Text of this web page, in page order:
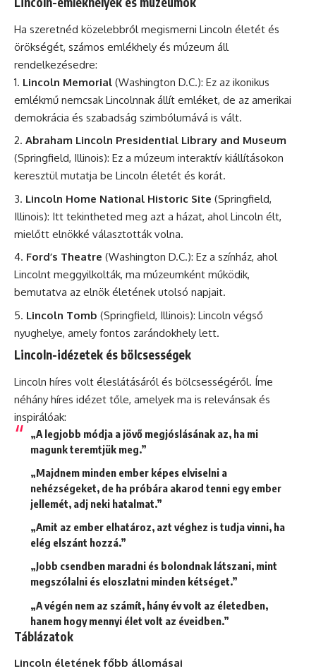
Ha szeretnéd közelebbről megismerni Lincoln életét és
örökségét, számos emlékhely és múzeum áll
rendelkezésedre:
Lincoln Memorial (Washington D.C.): Ez az ikonikus
emlékmű nemcsak Lincolnnak állít emléket, de az amerikai
demokrácia és szabadság szimbólumává is vált.
Abraham Lincoln Presidential Library and Museum
(Springfield, Illinois): Ez a múzeum interaktív kiállításokon
keresztül mutatja be Lincoln életét és korát.
Lincoln Home National Historic Site (Springfield,
Illinois): Itt tekintheted meg azt a házat, ahol Lincoln élt,
mielőtt elnökké választották volna.
Ford’s Theatre (Washington D.C.): Ez a színház, ahol
Lincolnt meggyilkolták, ma múzeumként működik,
bemutatva az elnök életének utolsó napjait.
Lincoln Tomb (Springfield, Illinois): Lincoln végső
nyughelye, amely fontos zarándokhely lett.
Lincoln-idézetek és bölcsességek
Lincoln híres volt éleslátásáról és bölcsességéről. Íme
néhány híres idézet tőle, amelyek ma is relevánsak és
inspirálóak:
„A legjobb módja a jövő megjóslásának az, ha mi
magunk teremtjük meg.”
„Majdnem minden ember képes elviselni a
nehézségeket, de ha próbára akarod tenni egy ember
jellemét, adj neki hatalmat.”
„Amit az ember elhatároz, azt véghez is tudja vinni, ha
elég elszánt hozzá.”
„Jobb csendben maradni és bolondnak látszani, mint
megszólalni és eloszlatni minden kétséget.”
„A végén nem az számít, hány év volt az életedben,
hanem hogy mennyi élet volt az éveidben.”
Táblázatok
Lincoln életének főbb állomásai